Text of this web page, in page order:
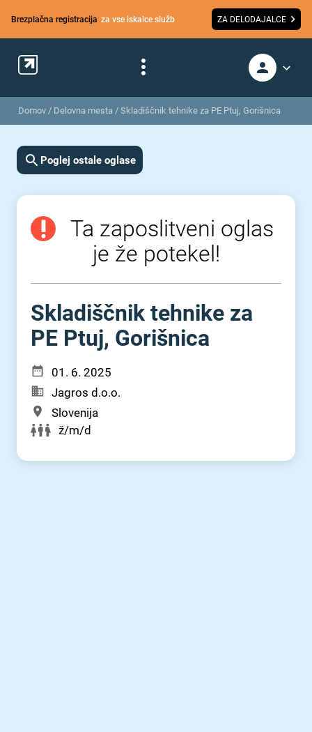
Brezplačna registracija za vse iskalce služb ZA DELODAJALCE
Domov / Delovna mesta / Skladiščnik tehnike za PE Ptuj, Gorišnica
Poglej ostale oglase
Ta zaposlitveni oglas
je že potekel!
Skladiščnik tehnike za
PE Ptuj, Gorišnica
01. 6. 2025
Jagros d.o.o.
Slovenija
ž/m/d